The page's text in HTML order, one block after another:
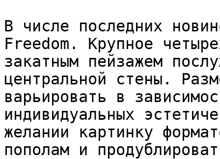
В числе последних
Freedom. Крупное
закатным пейзажем
центральной стены.
варьировать в
индивидуальных
желании картинку
пополам и